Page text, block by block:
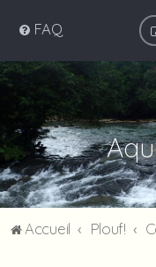
FAQ
Accueil Plouf!